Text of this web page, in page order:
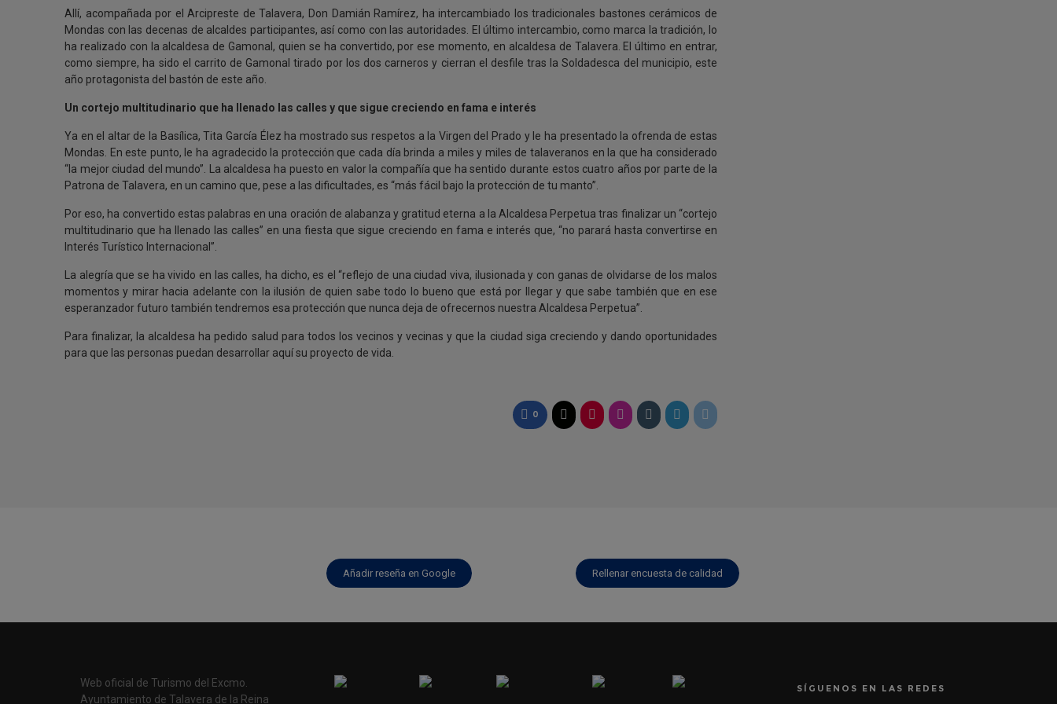
Allí, acompañada por el Arcipreste de Talavera, Don Damián Ramírez, ha intercambiado los tradicionales bastones cerámicos de
Mondas con las decenas de alcaldes participantes, así como con las autoridades. El último intercambio, como marca la tradición, lo
ha realizado con la alcaldesa de Gamonal, quien se ha convertido, por ese momento, en alcaldesa de Talavera. El último en entrar,
como siempre, ha sido el carrito de Gamonal tirado por los dos carneros y cierran el desfile tras la Soldadesca del municipio, este
año protagonista del bastón de este año.
Un cortejo multitudinario que ha llenado las calles y que sigue creciendo en fama e interés
Ya en el altar de la Basílica, Tita García Élez ha mostrado sus respetos a la Virgen del Prado y le ha presentado la ofrenda de estas
Mondas. En este punto, le ha agradecido la protección que cada día brinda a miles y miles de talaveranos en la que ha considerado
“la mejor ciudad del mundo”. La alcaldesa ha puesto en valor la compañía que ha sentido durante estos cuatro años por parte de la
Patrona de Talavera, en un camino que, pese a las dificultades, es “más fácil bajo la protección de tu manto”.
Por eso, ha convertido estas palabras en una oración de alabanza y gratitud eterna a la Alcaldesa Perpetua tras finalizar un “cortejo
multitudinario que ha llenado las calles” en una fiesta que sigue creciendo en fama e interés que, “no parará hasta convertirse en
Interés Turístico Internacional”.
La alegría que se ha vivido en las calles, ha dicho, es el “reflejo de una ciudad viva, ilusionada y con ganas de olvidarse de los malos
momentos y mirar hacia adelante con la ilusión de quien sabe todo lo bueno que está por llegar y que sabe también que en ese
esperanzador futuro también tendremos esa protección que nunca deja de ofrecernos nuestra Alcaldesa Perpetua”.
Para finalizar, la alcaldesa ha pedido salud para todos los vecinos y vecinas y que la ciudad siga creciendo y dando oportunidades
para que las personas puedan desarrollar aquí su proyecto de vida.
0
Añadir reseña en Google Rellenar encuesta de calidad
Web oficial de Turismo del Excmo.
Ayuntamiento de Talavera de la Reina
SÍGUENOS EN LAS REDES